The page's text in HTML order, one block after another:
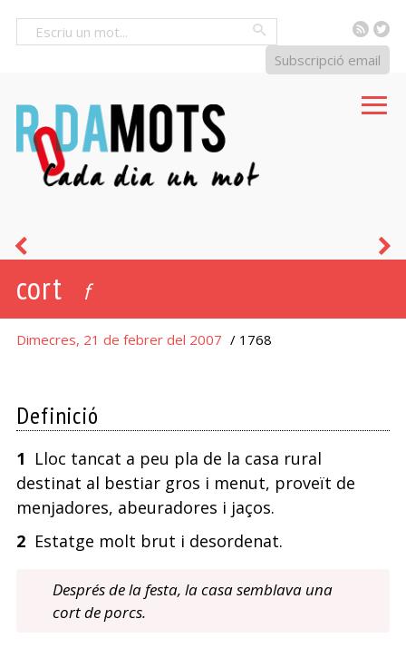
RSS
Subscripció email
cort f
Dimecres, 21 de febrer del 2007 / 1768
Definició
1 Lloc tancat a peu pla de la casa rural
destinat al bestiar gros i menut, proveït de
menjadores, abeuradores i jaços.
2Estatge molt brut i desordenat.
Després de la festa, la casa semblava una
cort de porcs.
l’estel
porquer